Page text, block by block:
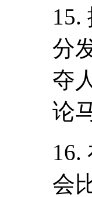
15.
分
夺
论
16.
会